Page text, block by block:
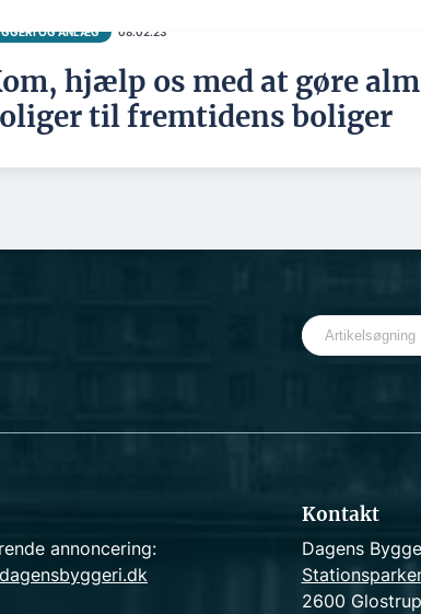
OG ANLÆG 08.02.23
hjælp os med at gøre
til fremtidens boliger
S
e
c
annoncering:
Kontakt
Dagens
2600 Glostrup